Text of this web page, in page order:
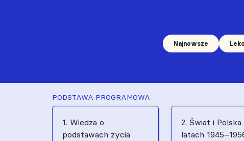
Najnowsze
PODSTAWA PROGRAMOWA
1. Wiedza o
podstawach życia
2. Świat i Polska
latach